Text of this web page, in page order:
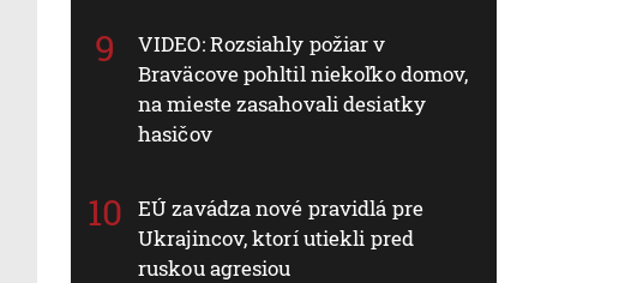
VIDEO: Rozsiahly požiar v
Braväcove pohltil niekoľko domov,
na mieste zasahovali desiatky
hasičov
EÚ zavádza nové pravidlá pre
Ukrajincov, ktorí utiekli pred
ruskou agresiou